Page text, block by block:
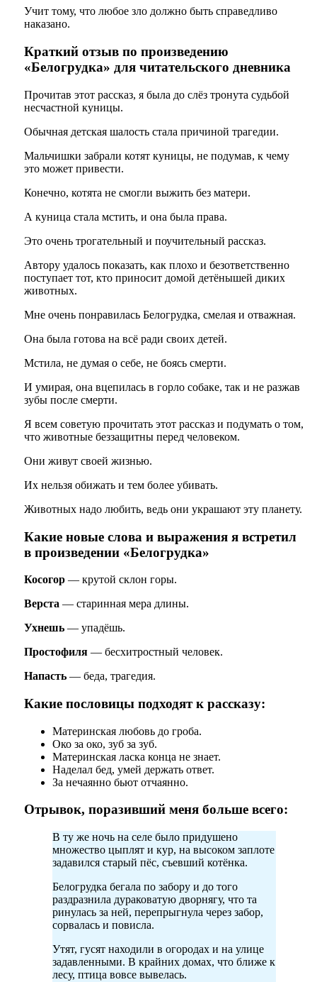
Учит тому, что любое зло должно быть справедливо
наказано.
Краткий отзыв по произведению
«Белогрудка» для читательского дневника
Прочитав этот рассказ, я была до слёз тронута судьбой
несчастной куницы.
Обычная детская шалость стала причиной трагедии.
Мальчишки забрали котят куницы, не подумав, к чему
это может привести.
Конечно, котята не смогли выжить без матери.
А куница стала мстить, и она была права.
Это очень трогательный и поучительный рассказ.
Автору удалось показать, как плохо и безответственно
поступает тот, кто приносит домой детёнышей диких
животных.
Мне очень понравилась Белогрудка, смелая и отважная.
Она была готова на всё ради своих детей.
Мстила, не думая о себе, не боясь смерти.
И умирая, она вцепилась в горло собаке, так и не разжав
зубы после смерти.
Я всем советую прочитать этот рассказ и подумать о том,
что животные беззащитны перед человеком.
Они живут своей жизнью.
Их нельзя обижать и тем более убивать.
Животных надо любить, ведь они украшают эту планету.
Какие новые слова и выражения я встретил
в произведении «Белогрудка»
Косогор— крутой склон горы.
Верста — старинная мера длины.
Ухнешь— упадёшь.
Простофиля— бесхитростный человек.
Напасть— беда, трагедия.
Какие пословицы подходят к рассказу:
Материнская любовь до гроба.
Око за око, зуб за зуб.
Материнская ласка конца не знает.
Наделал бед, умей держать ответ.
За нечаянно бьют отчаянно.
Отрывок, поразивший меня больше всего:
В ту же ночь на селе было придушено
множество цыплят и кур, на высоком заплоте
задавился старый пёс, съевший котёнка.
Белогрудка бегала по забору и до того
раздразнила дураковатую дворнягу, что та
ринулась за ней, перепрыгнула через забор,
сорвалась и повисла.
Утят, гусят находили в огородах и на улице
задавленными. В крайних домах, что ближе к
лесу, птица вовсе вывелась.